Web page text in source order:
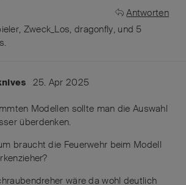
Antworten
, Zweck_Los, dragonfly, und 5
.
25. Apr 2025
Modellen sollte man die Auswahl
überdenken.
braucht die Feuerwehr beim Modell
wäre da wohl deutlich